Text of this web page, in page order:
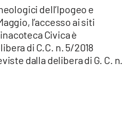
dell’Ipogeo e
l’accesso ai siti
Civica è
di C.C. n. 5/2018
dalla delibera di G. C. n.